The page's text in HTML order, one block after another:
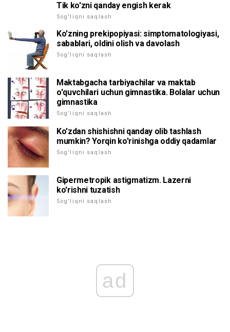
Tik ko'zni qanday engish kerak
Sog'liqni saqlash
Ko'zning prekipopiyasi: simptomatologiyasi,
sabablari, oldini olish va davolash
Sog'liqni saqlash
Maktabgacha tarbiyachilar va maktab
o'quvchilari uchun gimnastika. Bolalar uchun
gimnastika
Sog'liqni saqlash
Ko'zdan shishishni qanday olib tashlash
mumkin? Yorqin ko'rinishga oddiy qadamlar
Sog'liqni saqlash
Gipermetropik astigmatizm. Lazerni
ko'rishni tuzatish
Sog'liqni saqlash
ad